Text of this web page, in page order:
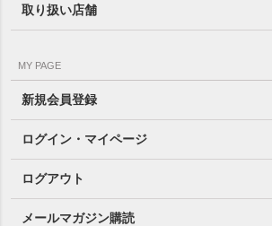
取り扱い店舗
MY PAGE
新規会員登録
ログイン・マイページ
ログアウト
メールマガジン購読